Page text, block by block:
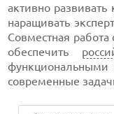
активно
наращивать
Совместная
обеспечить
функциональными
современные